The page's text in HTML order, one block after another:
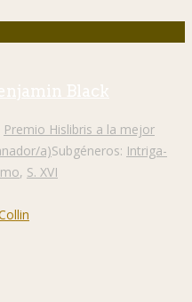
Black
Premio Hislibris a la mejor
a)Subgéneros: Intriga-
, S. XVI